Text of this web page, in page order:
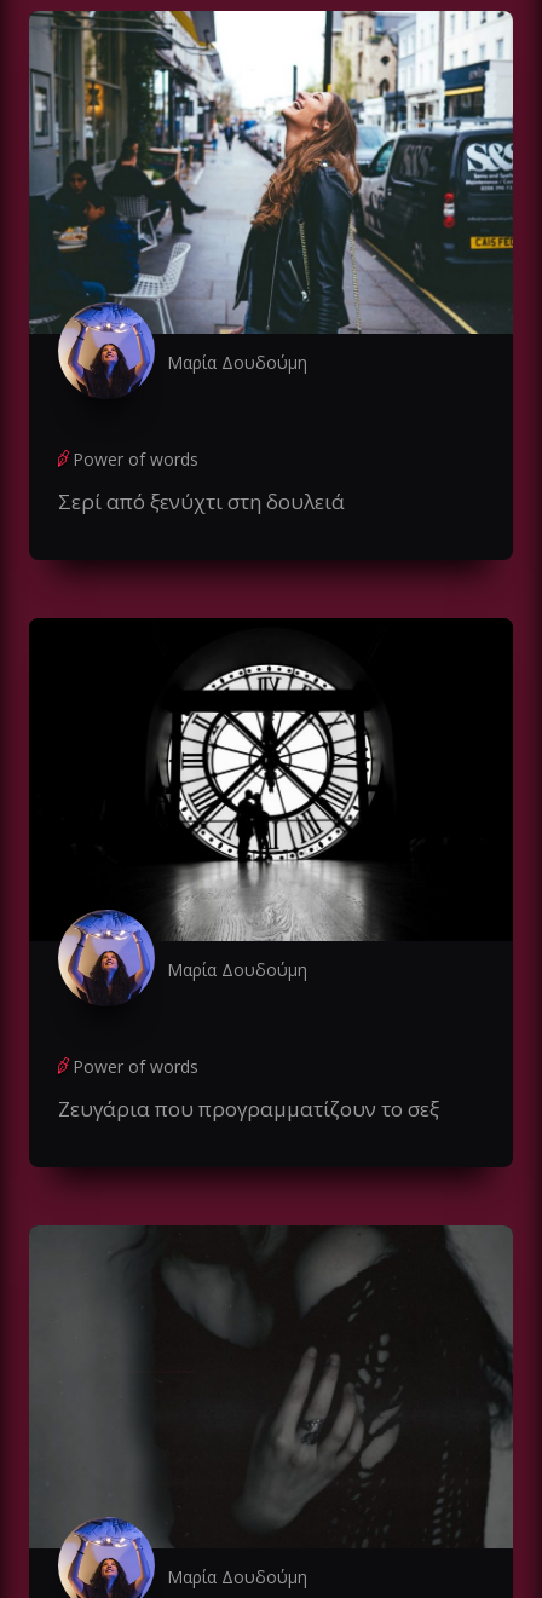
Μαρία Δουδούμη
Power of words
Σερί από ξενύχτι στη δουλειά
Μαρία Δουδούμη
Power of words
Ζευγάρια που προγραμματίζουν το σεξ
Μαρία Δουδούμη